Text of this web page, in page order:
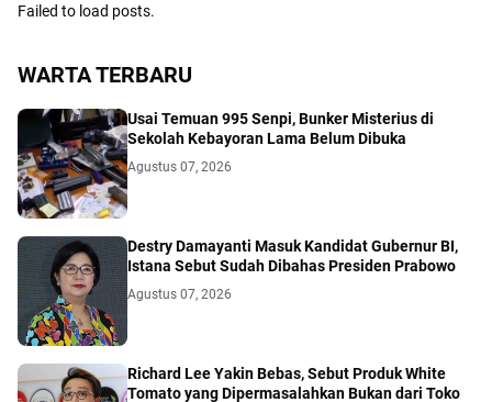
Failed to load posts.
WARTA TERBARU
Usai Temuan 995 Senpi, Bunker Misterius di
Sekolah Kebayoran Lama Belum Dibuka
Agustus 07, 2026
Destry Damayanti Masuk Kandidat Gubernur BI,
Istana Sebut Sudah Dibahas Presiden Prabowo
Agustus 07, 2026
Richard Lee Yakin Bebas, Sebut Produk White
Tomato yang Dipermasalahkan Bukan dari Toko